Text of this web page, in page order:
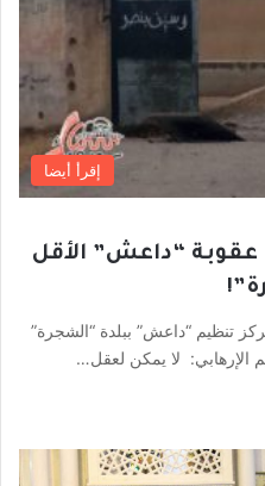
إقرأ أيضا
“داعش” الأقل
تنظيم “داعش” ببلدة “الشجرة”
الإرهابي: لا يمكن لعقل…